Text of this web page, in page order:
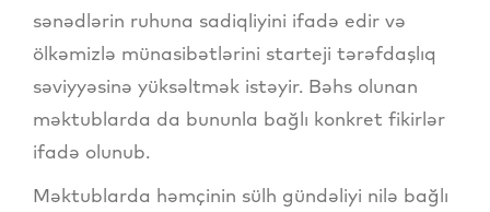
sənədlərin ruhuna sadiqliyini ifadə edir və
ölkəmizlə münasibətlərini starteji tərəfdaşlıq
səviyyəsinə yüksəltmək istəyir. Bəhs olunan
məktublarda da bununla bağlı konkret fikirlər
ifadə olunub.
Məktublarda həmçinin sülh gündəliyi nilə bağlı